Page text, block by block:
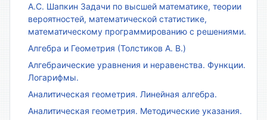
А.С. Шапкин Задачи по высшей математике, теории
вероятностей, математической статистике,
математическому программированию с решениями.
Алгебра и Геометрия (Толстиков А. В.)
Алгебраические уравнения и неравенства. Функции.
Логарифмы.
Аналитическая геометрия. Линейная алгебра.
Аналитическая геометрия. Методические указания.